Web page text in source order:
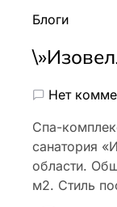
Блоги
Нет
Спа-
санатория
области.
м2. Стиль